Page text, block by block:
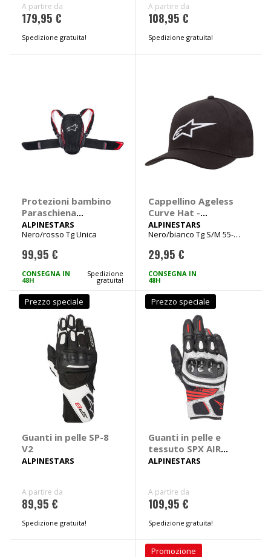
A partire da
179,95 €
Spedizione gratuita!
A partire da
108,95 €
Spedizione gratuita!
Protezioni bambino
Paraschiena
Nucleon KR-Y
bambino -
ALPINESTARS
Nero/rosso Tg Unica
99,95 €
CONSEGNA IN
48H
Spedizione
gratuita!
Cappellino Ageless
Curve Hat -
ALPINESTARS
ALPINESTARS
Nero/bianco Tg S/M 55-
29,95 €
CONSEGNA IN
48H
Prezzo speciale
Guanti in pelle SP-8
V2
ALPINESTARS
A partire da
89,95 €
Spedizione gratuita!
Prezzo speciale
Guanti in pelle e
tessuto SPX AIR
Carbon
ALPINESTARS
A partire da
109,95 €
Spedizione gratuita!
Promozione